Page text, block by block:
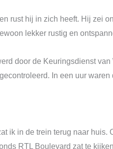
rust hij in zich heeft. Hij zei
lekker rustig en
door de Keuringsdienst van
In een uur
ik in de trein terug naar huis.
RTL Boulevard zat te